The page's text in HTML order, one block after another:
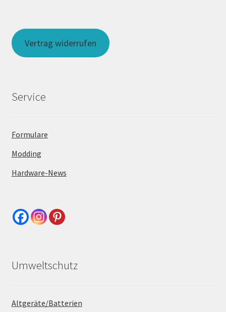
Vertrag widerrufen
Service
Formulare
Modding
Hardware-News
Umweltschutz
Altgeräte/Batterien